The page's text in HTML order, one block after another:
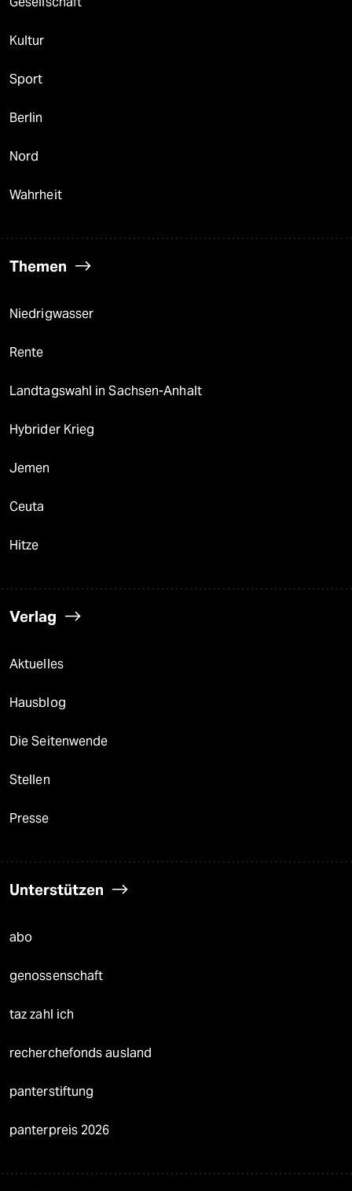
Kultur
Sport
Berlin
Nord
Wahrheit
Themen
Niedrigwasser
Rente
Landtagswahl in Sachsen-Anhalt
Hybrider Krieg
Jemen
Ceuta
Hitze
Verlag
Aktuelles
Hausblog
Die Seitenwende
Stellen
Presse
Unterstützen
abo
genossenschaft
taz zahl ich
recherchefonds ausland
panterstiftung
panterpreis 2026